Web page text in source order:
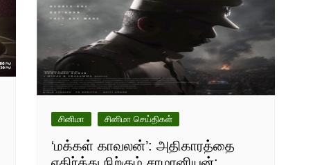
சினிமா சினிமா செய்திகள்
‘மக்கள் காவலன்’: அதிகாரத்தை